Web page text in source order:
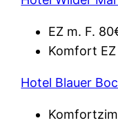
EZ m. F.
Komfort
Hotel Blauer